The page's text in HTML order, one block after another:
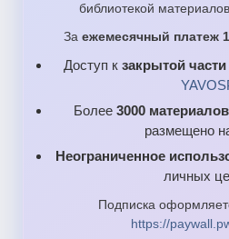
библиотекой
За ежемесячный платеж
Доступ к закрытой
Более 3000 материалов
размещено
Неограниченное
личных
Подписка
https://